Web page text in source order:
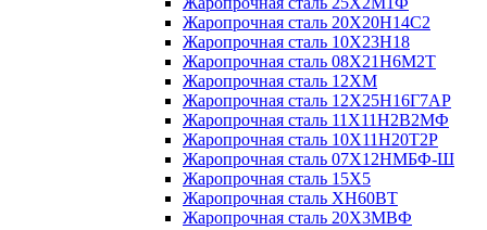
Жаропрочная сталь 20Х20Н14С2
Жаропрочная сталь 10Х23Н18
Жаропрочная сталь 08Х21Н6М2Т
Жаропрочная сталь 12ХМ
Жаропрочная сталь 12Х25Н16Г7АР
Жаропрочная сталь 11Х11Н2В2МФ
Жаропрочная сталь 10Х11Н20Т2Р
Жаропрочная сталь 07Х12НМБФ-Ш
Жаропрочная сталь 15Х5
Жаропрочная сталь ХН60ВТ
Жаропрочная сталь 20Х3МВФ